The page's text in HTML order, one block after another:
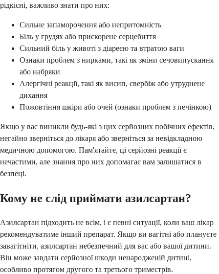
рідкісні, важливо знати про них:
Сильне запаморочення або непритомність
Біль у грудях або прискорене серцебиття
Сильний біль у животі з діареєю та втратою ваги
Ознаки проблем з нирками, такі як зміни сечовипускання
або набряки
Алергічні реакції, такі як висип, свербіж або утруднене
дихання
Пожовтіння шкіри або очей (ознаки проблем з печінкою)
Якщо у вас виникли будь-які з цих серйозних побічних ефектів,
негайно зверніться до лікаря або зверніться за невідкладною
медичною допомогою. Пам'ятайте, ці серйозні реакції є
нечастими, але знання про них допомагає вам залишатися в
безпеці.
Кому не слід приймати азилсартан?
Азилсартан підходить не всім, і є певні ситуації, коли ваш лікар
рекомендуватиме інший препарат. Якщо ви вагітні або плануєте
завагітніти, азилсартан небезпечний для вас або вашої дитини.
Він може завдати серйозної шкоди ненародженій дитині,
особливо протягом другого та третього триместрів.